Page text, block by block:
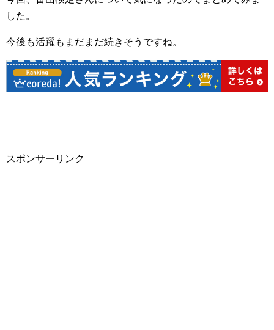
した。
今後も活躍もまだまだ続きそうですね。
スポンサーリンク